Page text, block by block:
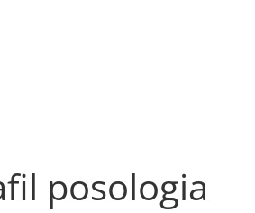
posologia